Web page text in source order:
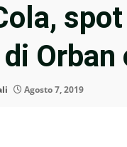
Agosto 7, 2019